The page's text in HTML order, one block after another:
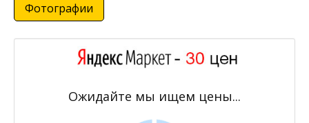
Фотографии
Ожидайте мы ищем цены...